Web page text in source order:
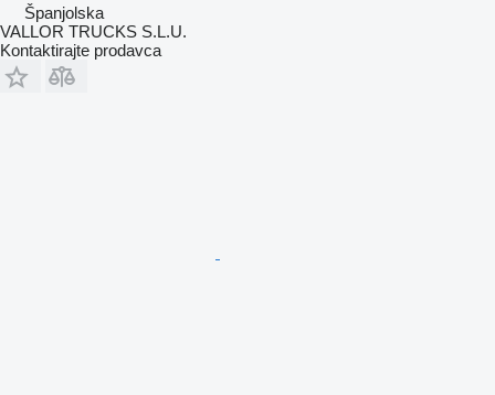
Španjolska
VALLOR TRUCKS S.L.U.
Kontaktirajte prodavca